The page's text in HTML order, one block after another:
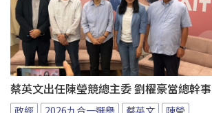
蔡英文出任陳瑩競總主委 劉櫂豪當總幹事
政經 2026九合一選舉 蔡英文 陳瑩